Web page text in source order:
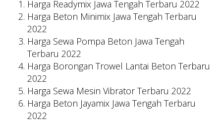
Harga Readymix Jawa Tengah Terbaru 2022
Harga Beton Minimix Jawa Tengah Terbaru
2022
Harga Sewa Pompa Beton Jawa Tengah
Terbaru 2022
Harga Borongan Trowel Lantai Beton Terbaru
2022
Harga Sewa Mesin Vibrator Terbaru 2022
Harga Beton Jayamix Jawa Tengah Terbaru
2022